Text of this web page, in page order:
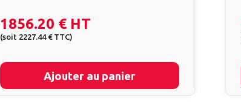
1856.20 € HT
(soit 2227.44 € TTC)
Ajouter au panier